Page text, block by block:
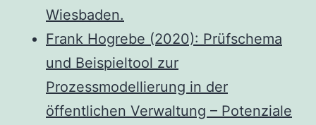
Wiesbaden.
Frank Hogrebe (2020): Prüfschema
und Beispieltool zur
Prozessmodellierung in der
öffentlichen Verwaltung – Potenziale